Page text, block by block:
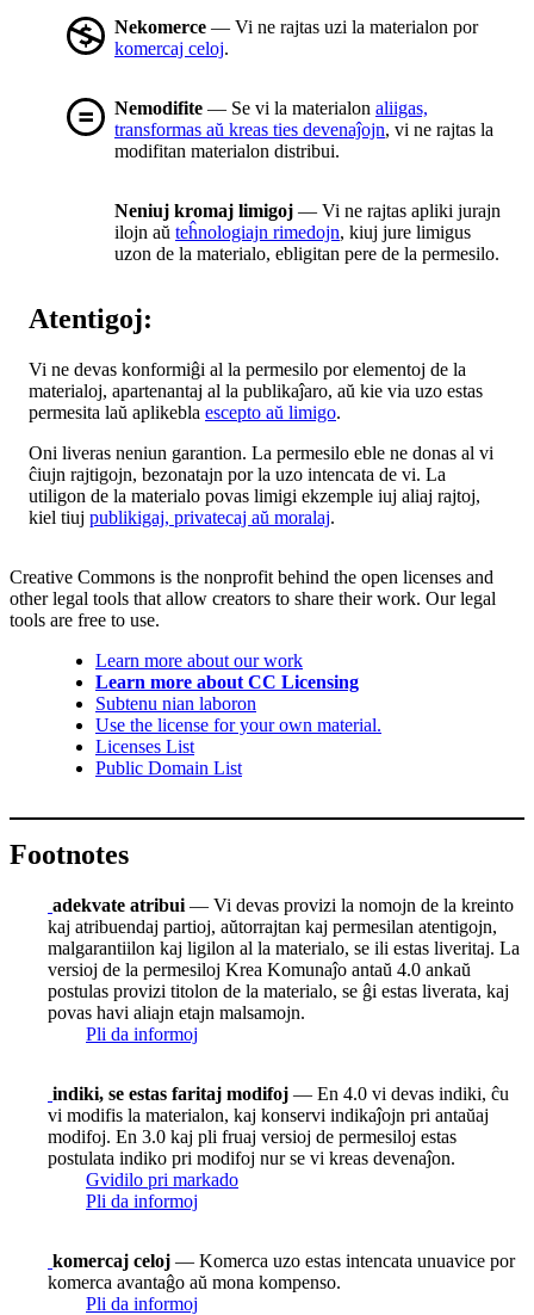
Nekomerce — Vi ne rajtas uzi la materialon por
komercaj celoj.
Nemodifite — Se vi la materialon aliigas,
transformas aŭ kreas ties devenaĵojn, vi ne rajtas la
modifitan materialon distribui.
Neniuj kromaj limigoj — Vi ne rajtas apliki jurajn
ilojn aŭ teĥnologiajn rimedojn, kiuj jure limigus
uzon de la materialo, ebligitan pere de la permesilo.
Atentigoj:
Vi ne devas konformiĝi al la permesilo por elementoj de la
materialoj, apartenantaj al la publikaĵaro, aŭ kie via uzo estas
permesita laŭ aplikebla escepto aŭ limigo.
Oni liveras neniun garantion. La permesilo eble ne donas al vi
ĉiujn rajtigojn, bezonatajn por la uzo intencata de vi. La
utiligon de la materialo povas limigi ekzemple iuj aliaj rajtoj,
kiel tiuj publikigaj, privatecaj aŭ moralaj.
Creative Commons is the nonprofit behind the open licenses and
other legal tools that allow creators to share their work. Our legal
tools are free to use.
Learn more about our work
Learn more about CC Licensing
Subtenu nian laboron
Use the license for your own material.
Licenses List
Public Domain List
Footnotes
adekvate atribui — Vi devas provizi la nomojn de la kreinto
kaj atribuendaj partioj, aŭtorrajtan kaj permesilan atentigojn,
malgarantiilon kaj ligilon al la materialo, se ili estas liveritaj. La
versioj de la permesiloj Krea Komunaĵo antaŭ 4.0 ankaŭ
postulas provizi titolon de la materialo, se ĝi estas liverata, kaj
povas havi aliajn etajn malsamojn.
Pli da informoj
indiki, se estas faritaj modifoj — En 4.0 vi devas indiki, ĉu
vi modifis la materialon, kaj konservi indikaĵojn pri antaŭaj
modifoj. En 3.0 kaj pli fruaj versioj de permesiloj estas
postulata indiko pri modifoj nur se vi kreas devenaĵon.
Gvidilo pri markado
Pli da informoj
komercaj celoj — Komerca uzo estas intencata unuavice por
komerca avantaĝo aŭ mona kompenso.
Pli da informoj